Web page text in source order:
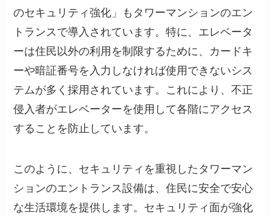
のセキュリティ強化」もタワーマンションのエン
トランスで導入されています。特に、エレベータ
ーは住民以外の利用を制限するために、カードキ
ーや暗証番号を入力しなければ使用できないシス
テムが多く採用されています。これにより、不正
侵入者がエレベーターを使用して各階にアクセス
することを防止しています。
このように、セキュリティを重視したタワーマン
ションのエントランス設備は、住民に安全で安心
な生活環境を提供します。セキュリティ面が強化